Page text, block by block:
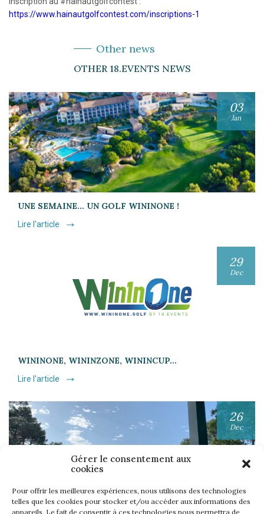
Gérer le consentement aux
cookies
Pour offrir les meilleures expériences, nous utilisons des technologies
telles que les cookies pour stocker et/ou accéder aux informations des
appareils. Le fait de consentir à ces technologies nous permettra de
https://www.hainautgolfcontest.com/inscriptions-1
Other news
OTHER 18.EVENTS NEWS
03
Jan
UNE SEMAINE… UN GOLF WININONE !
Lire l'article
29
Dec
WININONE, WININZONE, WININCUP…
Lire l'article
26
Dec